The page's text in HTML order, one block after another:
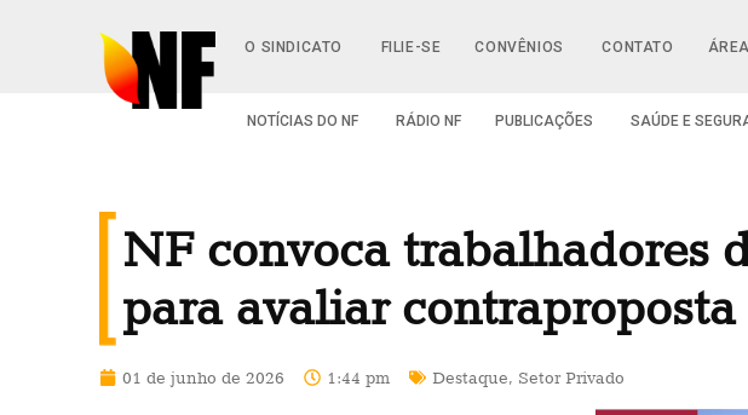
O SINDICATO FILIE-SE CONVÊNIOS CONTATO
NOTÍCIAS DO NF RÁDIO NF PUBLICAÇÕES SAÚDE E
NF convoca trabalhadores
para avaliar contraproposta
01 de junho de 2026 1:44 pm Destaque, Setor Privado